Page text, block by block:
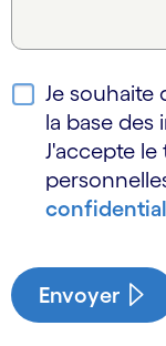
Je souhaite
la base des
J'accepte
Envoyer